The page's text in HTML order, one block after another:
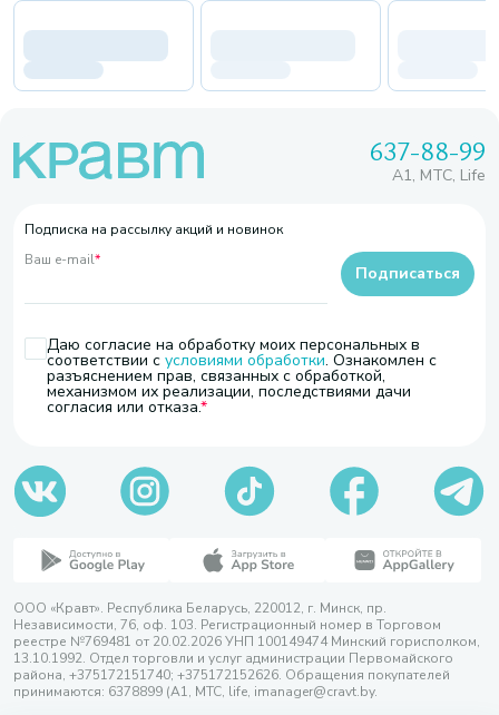
637-88-99
A1, МТС, Life
Подписка на рассылку акций и новинок
Ваш e-mail*
Даю согласие на обработку моих персональных в
соответствии с условиями обработки. Ознакомлен с
разъяснением прав, связанных с обработкой,
механизмом их реализации, последствиями дачи
согласия или отказа.
Подписаться
ООО «Кравт». Республика Беларусь, 220012, г. Минск, пр.
Независимости, 76, оф. 103. Регистрационный номер в Торговом
реестре №769481 от 20.02.2026 УНП 100149474 Минский горисполком,
13.10.1992. Отдел торговли и услуг администрации Первомайского
района, +375172151740; +375172152626. Обращения покупателей
принимаются: 6378899 (А1, МТС, life, imanager@cravt.by.